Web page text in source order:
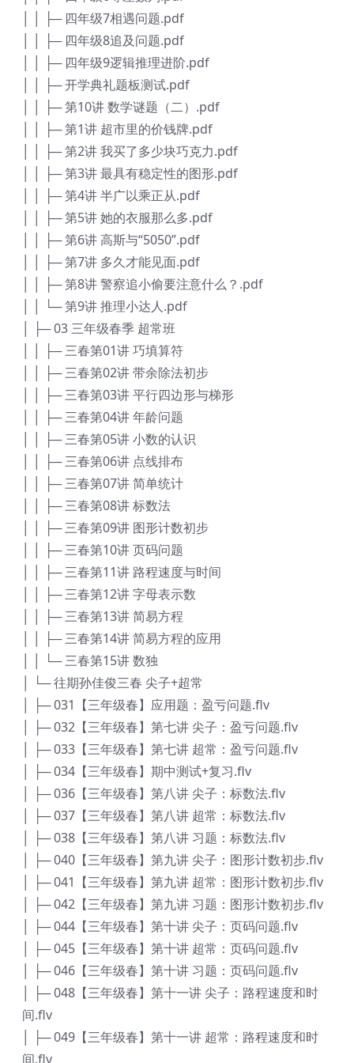
│ │ ├─ 四年级7相遇问题.pdf
│ │ ├─ 四年级8追及问题.pdf
│ │ ├─ 四年级9逻辑推理进阶.pdf
│ │ ├─ 开学典礼题板测试.pdf
│ │ ├─ 第10讲 数学谜题（二）.pdf
│ │ ├─ 第1讲 超市里的价钱牌.pdf
│ │ ├─ 第2讲 我买了多少块巧克力.pdf
│ │ ├─ 第3讲 最具有稳定性的图形.pdf
│ │ ├─ 第4讲 半广以乘正从.pdf
│ │ ├─ 第5讲 她的衣服那么多.pdf
│ │ ├─ 第6讲 高斯与“5050”.pdf
│ │ ├─ 第7讲 多久才能见面.pdf
│ │ ├─ 第8讲 警察追小偷要注意什么？.pdf
│ │ └─ 第9讲 推理小达人.pdf
│ ├─ 03 三年级春季 超常班
│ │ ├─ 三春第01讲 巧填算符
│ │ ├─ 三春第02讲 带余除法初步
│ │ ├─ 三春第03讲 平行四边形与梯形
│ │ ├─ 三春第04讲 年龄问题
│ │ ├─ 三春第05讲 小数的认识
│ │ ├─ 三春第06讲 点线排布
│ │ ├─ 三春第07讲 简单统计
│ │ ├─ 三春第08讲 标数法
│ │ ├─ 三春第09讲 图形计数初步
│ │ ├─ 三春第10讲 页码问题
│ │ ├─ 三春第11讲 路程速度与时间
│ │ ├─ 三春第12讲 字母表示数
│ │ ├─ 三春第13讲 简易方程
│ │ ├─ 三春第14讲 简易方程的应用
│ │ └─ 三春第15讲 数独
│ └─ 往期孙佳俊三春 尖子+超常
│ ├─ 031【三年级春】应用题：盈亏问题.flv
│ ├─ 032【三年级春】第七讲 尖子：盈亏问题.flv
│ ├─ 033【三年级春】第七讲 超常：盈亏问题.flv
│ ├─ 034【三年级春】期中测试+复习.flv
│ ├─ 036【三年级春】第八讲 尖子：标数法.flv
│ ├─ 037【三年级春】第八讲 超常：标数法.flv
│ ├─ 038【三年级春】第八讲 习题：标数法.flv
│ ├─ 040【三年级春】第九讲 尖子：图形计数初步.flv
│ ├─ 041【三年级春】第九讲 超常：图形计数初步.flv
│ ├─ 042【三年级春】第九讲 习题：图形计数初步.flv
│ ├─ 044【三年级春】第十讲 尖子：页码问题.flv
│ ├─ 045【三年级春】第十讲 超常：页码问题.flv
│ ├─ 046【三年级春】第十讲 习题：页码问题.flv
│ ├─ 048【三年级春】第十一讲 尖子：路程速度和时
间.flv
│ ├─ 049【三年级春】第十一讲 超常：路程速度和时
间.flv